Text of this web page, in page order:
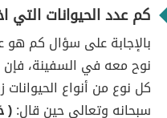
كم عدد الحيوانات التي
بالإجابة على سؤال كم هو
نوح معه في السفينة، فإن
كل نوع من أنواع الحيوانات
سبحانه وتعالى حين قال:(